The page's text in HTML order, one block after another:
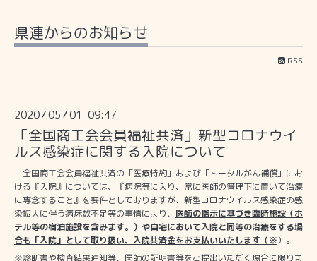
県連からのお知らせ
RSS
2020/05 /01 09:47
「全国商工会会員福祉共済」新型コロナウイ
ルス感染症に関する入院について
全国商工会会員福祉共済の「医療特約」および「トータルがん補償」にお
ける『入院』については、『病院等に入り、常に医師の管理下に置いて治療
に専念すること』を要件としておりますが、新型コロナウイルス感染症の感
染拡大に伴う病床数不足等の事情により、 医師の指示に基づき臨時施設（ホ
テル等の宿泊施設を含みます。）や自宅において入院と同等の治療をする場
合も「入院」として取り扱い、入院共済金をお支払いいたします（※）。
※診断書や検査結果通知等、医師の証明書等をご提出いただく場合に限りま